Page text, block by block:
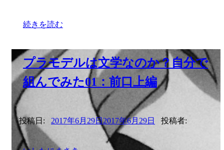
続きを読む
プラモデルは文学なのか？自分で
組んでみた01：前口上編
投稿日: 2017年6月29日2017年6月29日 投稿者: